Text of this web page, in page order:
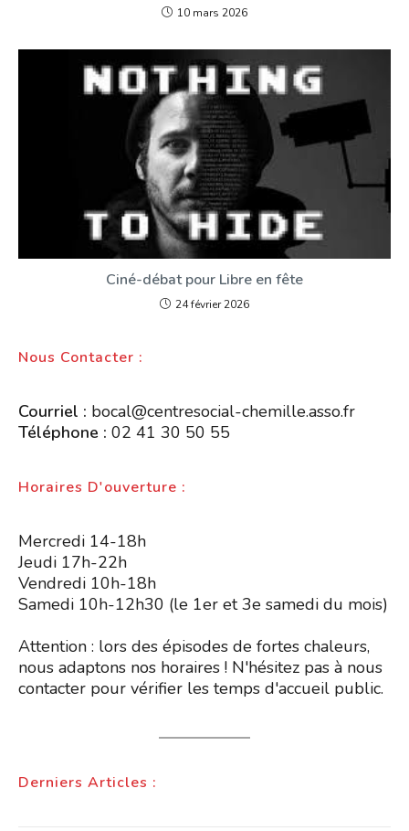
10 mars 2026
Ciné-débat pour Libre en fête
24 février 2026
Nous Contacter :
Courriel : bocal@centresocial-chemille.asso.fr
Téléphone : 02 41 30 50 55
Horaires D'ouverture :
Mercredi 14-18h
Jeudi 17h-22h
Vendredi 10h-18h
Samedi 10h-12h30 (le 1er et 3e samedi du mois)
Attention : lors des épisodes de fortes chaleurs,
nous adaptons nos horaires ! N'hésitez pas à nous
contacter pour vérifier les temps d'accueil public.
Derniers Articles :